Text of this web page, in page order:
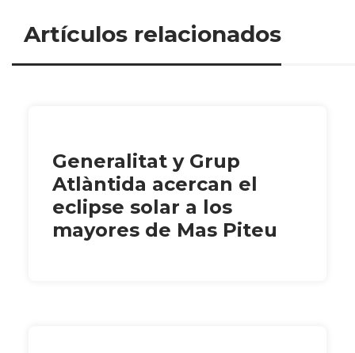
Artículos relacionados
Generalitat y Grup
Atlàntida acercan el
eclipse solar a los
mayores de Mas Piteu